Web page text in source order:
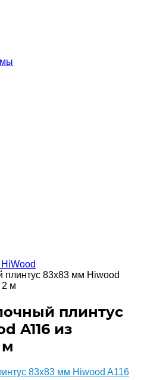
плинтус 83х83 мм Hiwood
2 м
плинтус
A116 из
м